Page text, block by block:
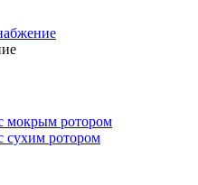
мокрым ротором
сухим ротором